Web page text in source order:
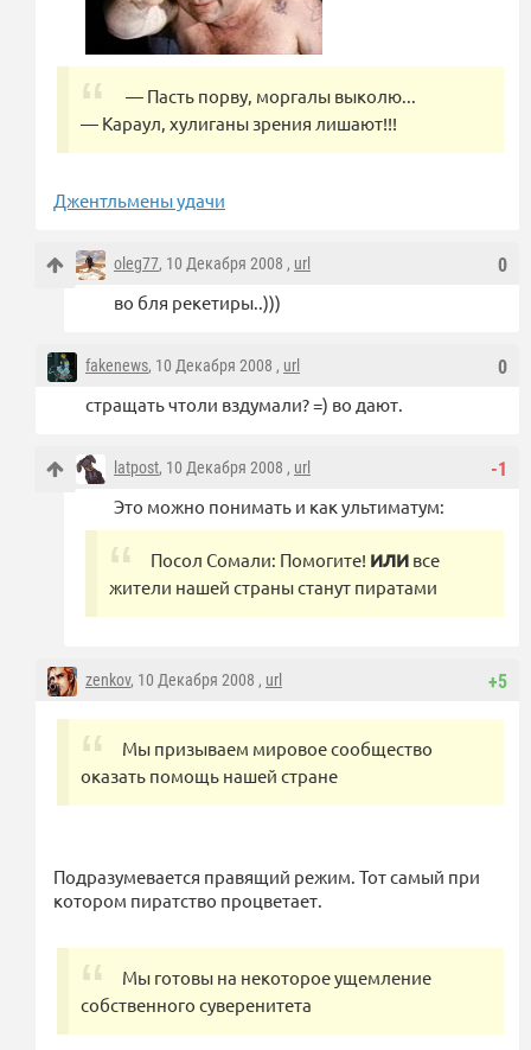
— Пасть порву, моргалы выколю...
— Караул, хулиганы зрения лишают!!!
Джентльмены удачи
0
oleg77, 10 Декабря 2008 , url
во бля рекетиры..)))
0
fakenews, 10 Декабря 2008 , url
стращать чтоли вздумали? =) во дают.
-1
latpost, 10 Декабря 2008 , url
Это можно понимать и как ультиматум:
Посол Сомали: Помогите! ИЛИ все
жители нашей страны станут пиратами
+5
zenkov, 10 Декабря 2008 , url
Мы призываем мировое сообщество
оказать помощь нашей стране
Подразумевается правящий режим. Тот самый при
котором пиратство процветает.
Мы готовы на некоторое ущемление
собственного суверенитета